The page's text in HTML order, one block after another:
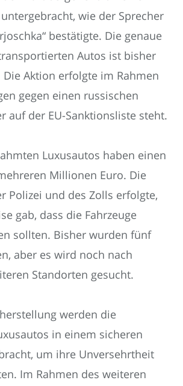
wie der Sprecher
bestätigte. Die genaue
Autos ist bisher
Aktion erfolgte im Rahmen
gegen einen russischen
auf der EU-Sanktionsliste steht.
Luxusautos haben einen
Millionen Euro. Die
Polizei und des Zolls erfolgte,
gab, dass die Fahrzeuge
sollten. Bisher wurden fünf
aber es wird noch nach
Standorten gesucht.
werden die
in einem sicheren
um ihre Unversehrtheit
Im Rahmen des weiteren